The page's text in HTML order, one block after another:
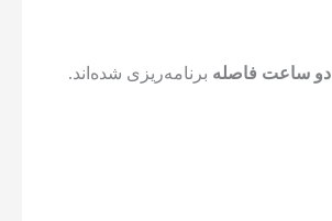
دو ساعت فاصله برنامه‌ریزی شده‌اند.